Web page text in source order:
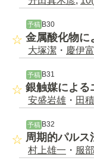
予稿 B30
金属酸化物に
大塚潔 ・ 慶伊
予稿B31
銀触媒による
安盛岩雄 ・ 田
予稿 B32
周期的パルス
村上雄一 ・ 服